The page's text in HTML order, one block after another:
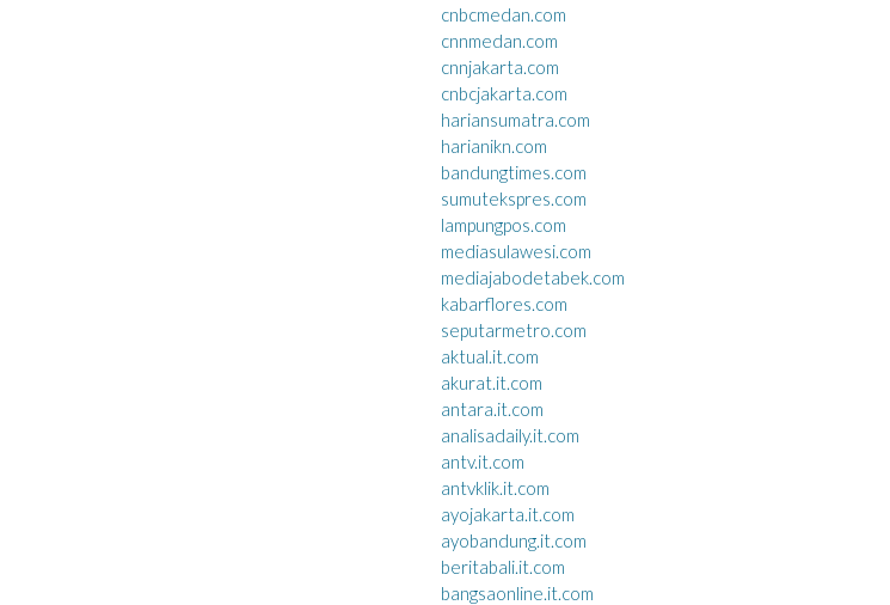
cnbcmedan.com
cnnmedan.com
cnnjakarta.com
cnbcjakarta.com
hariansumatra.com
harianikn.com
bandungtimes.com
sumutekspres.com
lampungpos.com
mediasulawesi.com
mediajabodetabek.com
kabarflores.com
seputarmetro.com
aktual.it.com
akurat.it.com
antara.it.com
analisadaily.it.com
antv.it.com
antvklik.it.com
ayojakarta.it.com
ayobandung.it.com
beritabali.it.com
bangsaonline.it.com